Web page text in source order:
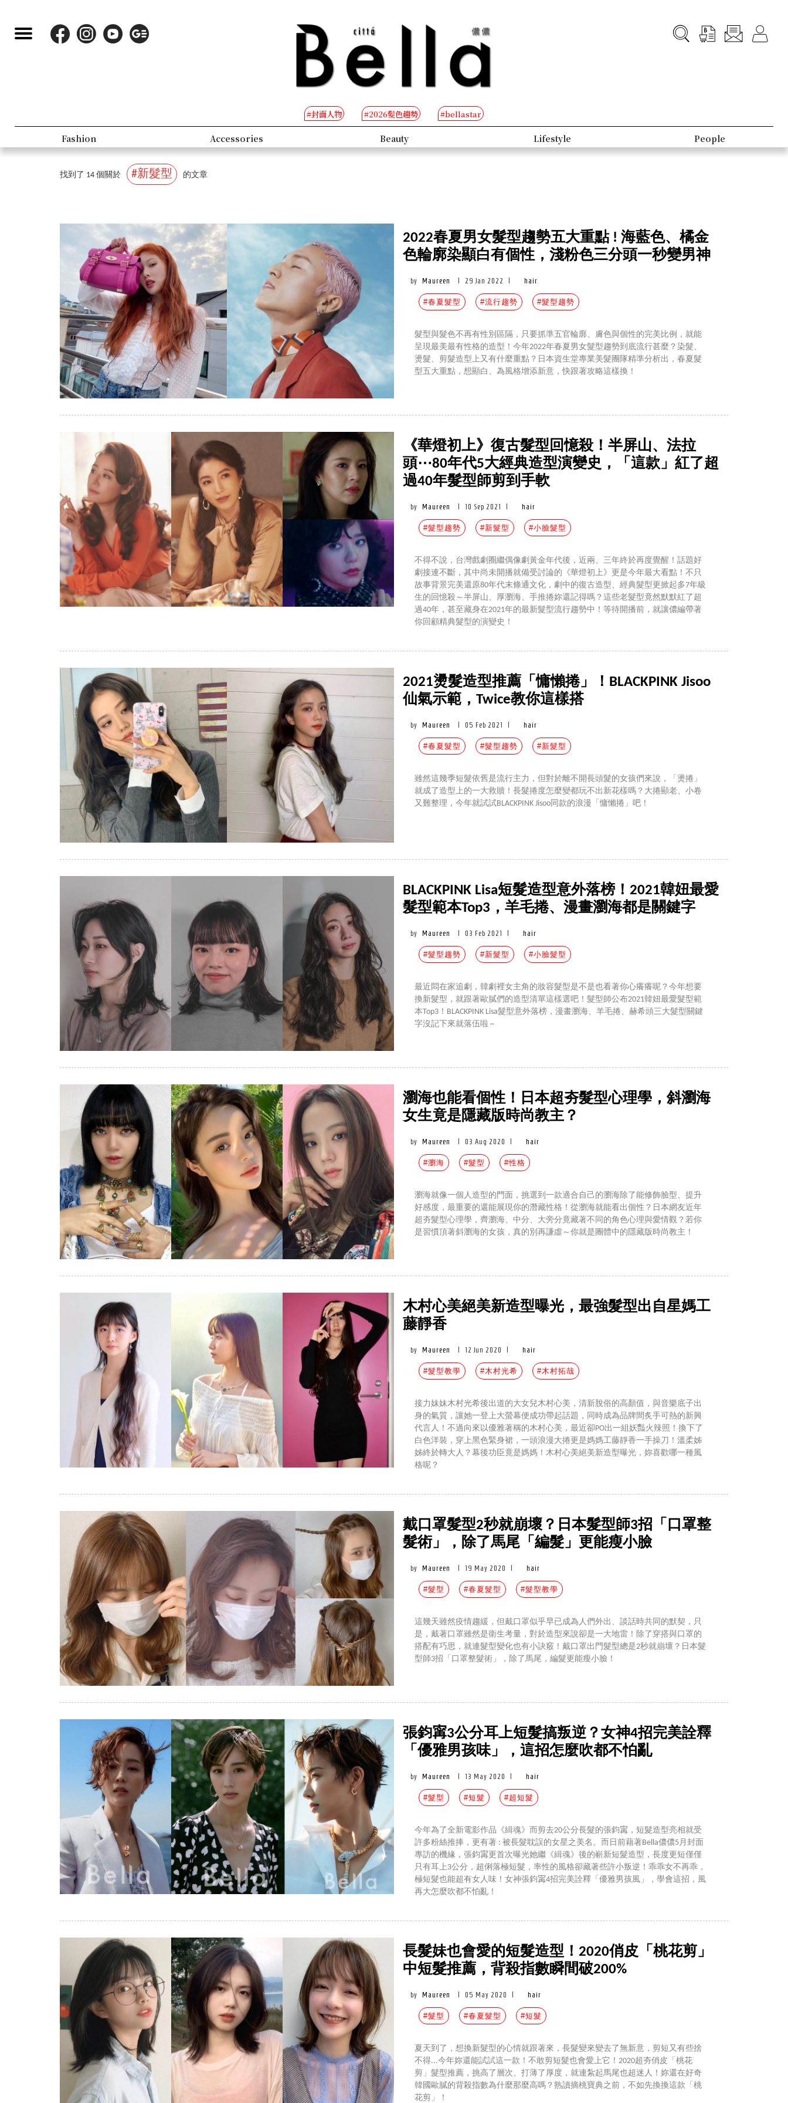
#封面人物 #2026髮色趨勢 #bellastar
Fashion Accessories Beauty Lifestyle People
找到了 14 個關於 #新髮型 的文章
2022春夏男女髮型趨勢五大重點 ! 海藍色、橘金
色輪廓染顯白有個性，淺粉色三分頭一秒變男神
by Maureen 29 Jan 2022 hair
#春夏髮型 #流行趨勢 #髮型趨勢
髮型與髮色不再有性別區隔，只要抓準五官輪廓、膚色與個性的完美比例，就能
呈現最美最有性格的造型！今年2022年春夏男女髮型趨勢到底流行甚麼？染髮、
燙髮、剪髮造型上又有什麼重點？日本資生堂專業美髮團隊精準分析出，春夏髮
型五大重點，想顯白、為風格增添新意，快跟著攻略這樣換！
《華燈初上》復古髮型回憶殺！半屏山、法拉
頭⋯80年代5大經典造型演變史，「這款」紅了超
過40年髮型師剪到手軟
by Maureen 10 Sep 2021 hair
#髮型趨勢 #新髮型 #小臉髮型
不得不說，台灣戲劇圈繼偶像劇黃金年代後，近兩、三年終於再度覺醒！話題好
劇接連不斷，其中尚未開播就備受討論的《華燈初上》更是今年最大看點！不只
故事背景完美還原80年代末條通文化，劇中的復古造型、經典髮型更掀起多7年級
生的回憶殺～半屏山、厚瀏海、手推捲妳還記得嗎？這些老髮型竟然默默紅了超
過40年，甚至藏身在2021年的最新髮型流行趨勢中！等待開播前，就讓儂編帶著
你回顧精典髮型的演變史！
2021燙髮造型推薦「慵懶捲」！BLACKPINK Jisoo
仙氣示範，Twice教你這樣搭
by Maureen 05 Feb 2021 hair
#春夏髮型 #髮型趨勢 #新髮型
雖然這幾季短髮依舊是流行主力，但對於離不開長頭髮的女孩們來說，「燙捲」
就成了造型上的一大救贖！長髮捲度怎麼變都玩不出新花樣嗎？大捲顯老、小卷
又難整理，今年就試試BLACKPINK Jisoo同款的浪漫「慵懶捲」吧！
BLACKPINK Lisa短髮造型意外落榜！2021韓妞最愛
髮型範本Top3，羊毛捲、漫畫瀏海都是關鍵字
by Maureen 03 Feb 2021 hair
#髮型趨勢 #新髮型 #小臉髮型
最近悶在家追劇，韓劇裡女主角的妝容髮型是不是也看著你心癢癢呢？今年想要
換新髮型，就跟著歐膩們的造型清單這樣選吧！髮型師公布2021韓妞最愛髮型範
本Top3！BLACKPINK Lisa髮型意外落榜，漫畫瀏海、羊毛捲、赫希頭三大髮型關鍵
字沒記下來就落伍啦 ~
瀏海也能看個性！日本超夯髮型心理學，斜瀏海
女生竟是隱藏版時尚教主？
by Maureen 03 Aug 2020 hair
#瀏海 #髮型 #性格
瀏海就像一個人造型的門面，挑選到一款適合自己的瀏海除了能修飾臉型、提升
好感度，最重要的還能展現你的潛藏性格！從瀏海就能看出個性？日本網友近年
超夯髮型心理學，齊瀏海、中分、大旁分竟藏著不同的角色心理與愛情觀？若你
是習慣頂著斜瀏海的女孩，真的別再謙虛～你就是團體中的隱藏版時尚教主！
木村心美絕美新造型曝光，最強髮型出自星媽工
藤靜香
by Maureen 12 Jun 2020 hair
#髮型教學 #木村光希 #木村拓哉
接力妹妹木村光希後出道的大女兒木村心美，清新脫俗的高顏值，與音樂底子出
身的氣質，讓她一登上大螢幕便成功帶起話題，同時成為品牌間炙手可熱的新興
代言人！不過向來以優雅著稱的木村心美，最近卻PO出一組妖豔火辣照！換下了
白色洋裝，穿上黑色緊身裙，一頭浪漫大捲更是媽媽工藤靜香一手操刀！溫柔姊
姊終於轉大人？幕後功臣竟是媽媽！木村心美絕美新造型曝光，妳喜歡哪一種風
格呢？
戴口罩髮型2秒就崩壞？日本髮型師3招「口罩整
髮術」，除了馬尾「編髮」更能瘦小臉
by Maureen 19 May 2020 hair
#髮型 #春夏髮型 #髮型教學
這幾天雖然疫情趨緩，但戴口罩似乎早已成為人們外出、談話時共同的默契，只
是，戴著口罩雖然是衛生考量，對於造型來說卻是一大地雷！除了穿搭與口罩的
搭配有巧思，就連髮型變化也有小訣竅！戴口罩出門髮型總是2秒就崩壞？日本髮
型師3招「口罩整髮術」，除了馬尾，編髮更能瘦小臉！
張鈞𡩋3公分耳上短髮搞叛逆？女神4招完美詮釋
「優雅男孩味」，這招怎麼吹都不怕亂
by Maureen 13 May 2020 hair
#髮型 #短髮 #超短髮
今年為了全新電影作品《緝魂》而剪去20公分長髮的張鈞𡩋，短髮造型亮相就受
許多粉絲推捧，更有著 : 被長髮耽誤的女星之美名。而日前藉著Bella儂儂5月封面
專訪的機緣，張鈞𡩋更首次曝光她繼《緝魂》後的嶄新短髮造型，長度更短僅僅
只有耳上3公分，超俐落極短髮，率性的風格卻藏著些許小叛逆！乖乖女不再乖，
極短髮也能超有女人味！女神張鈞𡩋4招完美詮釋「優雅男孩風」，學會這招，風
再大怎麼吹都不怕亂！
長髮妹也會愛的短髮造型！2020俏皮「桃花剪」
中短髮推薦，背殺指數瞬間破200%
by Maureen 05 May 2020 hair
#髮型 #春夏髮型 #短髮
夏天到了，想換新髮型的心情就跟著來，長髮變來變去了無新意，剪短又有些捨
不得...今年妳還能試試這一款！不敢剪短髮也會愛上它！2020超夯俏皮「桃花
剪」髮型推薦，挑高了層次、打薄了厚度，就連紮起馬尾也超迷人！妳還在好奇
韓國歐膩的背殺指數為什麼那麼高嗎？熟讀摘桃寶典之前，不如先換換這款「桃
花剪」！